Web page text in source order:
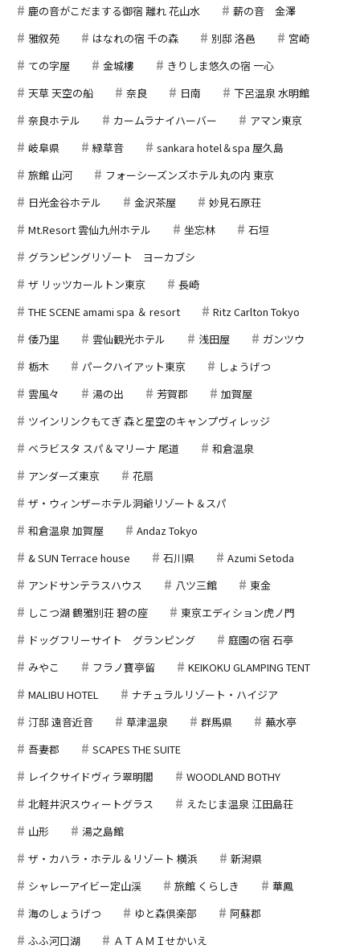
鹿の音がこだまする御宿 離れ 花山水
薪の音 金澤
雅叙苑
はなれの宿 千の森 別邸 洛邑
宮崎
ての字屋
金城樓
きりしま悠久の宿 一心
天草 天空の船
奈良 日南
下呂温泉 水明館
奈良ホテル
カームラナイハーバー
アマン東京
岐阜県
緑草音
sankara hotel＆spa 屋久島
旅館 山河
フォーシーズンズホテル丸の内 東京
日光金谷ホテル
金沢茶屋
妙見石原荘
Mt.Resort 雲仙九州ホテル
坐忘林
石垣
グランピングリゾート ヨーカブシ
ザ リッツカールトン東京
長崎
THE SCENE amami spa ＆ resort
Ritz Carlton Tokyo
倭乃里
雲仙観光ホテル 浅田屋
ガンツウ
栃木
パークハイアット東京
しょうげつ
雲風々
湯の出 芳賀郡
加賀屋
ツインリンクもてぎ 森と星空のキャンプヴィレッジ
ベラビスタ スパ＆マリーナ 尾道
和倉温泉
アンダーズ東京
花扇
ザ・ウィンザーホテル洞爺リゾート＆スパ
和倉温泉 加賀屋
Andaz Tokyo
& SUN Terrace house
石川県
Azumi Setoda
アンドサンテラスハウス
八ツ三館
東金
しこつ湖 鶴雅別荘 碧の座
東京エディション虎ノ門
ドッグフリーサイト グランピング
庭園の宿 石亭
みやこ
フラノ寶亭留
KEIKOKU GLAMPING TENT
MALIBU HOTEL
ナチュラルリゾート・ハイジア
汀邸 遠音近音
草津温泉 群馬県
蕪水亭
吾妻郡
SCAPES THE SUITE
レイクサイドヴィラ翠明閣
WOODLAND BOTHY
北軽井沢スウィートグラス
えたじま温泉 江田島荘
山形
湯之島館
ザ・カハラ・ホテル＆リゾート 横浜
新潟県
シャレーアイビー定山渓
旅館 くらしき
華鳳
海のしょうげつ
ゆと森倶楽部
阿蘇郡
ふふ河口湖
ＡＴＡＭＩせかいえ